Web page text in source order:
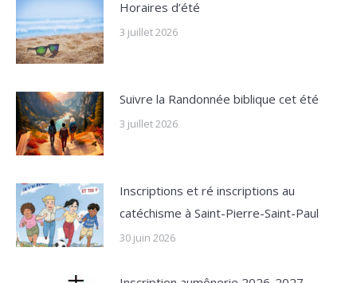
Horaires d’été
3 juillet 2026
Suivre la Randonnée biblique cet été
3 juillet 2026
Inscriptions et ré inscriptions au
catéchisme à Saint-Pierre-Saint-Paul
30 juin 2026